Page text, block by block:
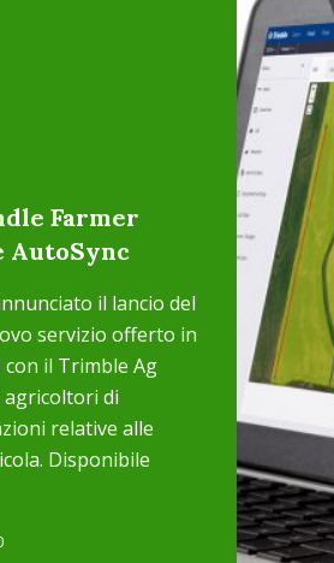
Farmer
AutoSync
il lancio del
servizio offerto in
il Trimble Ag
di
relative alle
Disponibile